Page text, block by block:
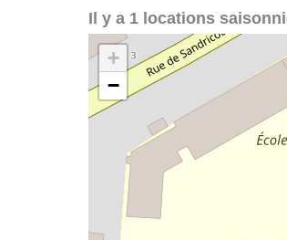
Il y a 1 locations
+
−